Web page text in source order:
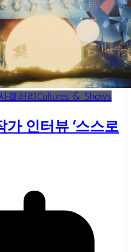
갤러리 Cultures & Shows
가 인터뷰 ‘스스로